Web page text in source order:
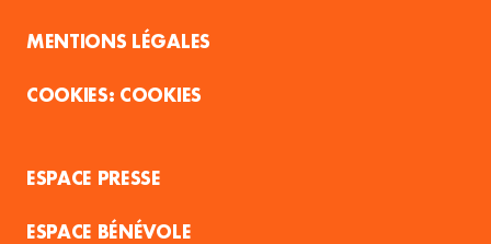
MENTIONS LÉGALES
COOKIES
ESPACE PRESSE
ESPACE BÉNÉVOLE